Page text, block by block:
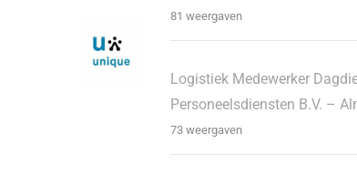
81 weergaven
Logistiek Medewerker
Personeelsdiensten B.V. –
73 weergaven